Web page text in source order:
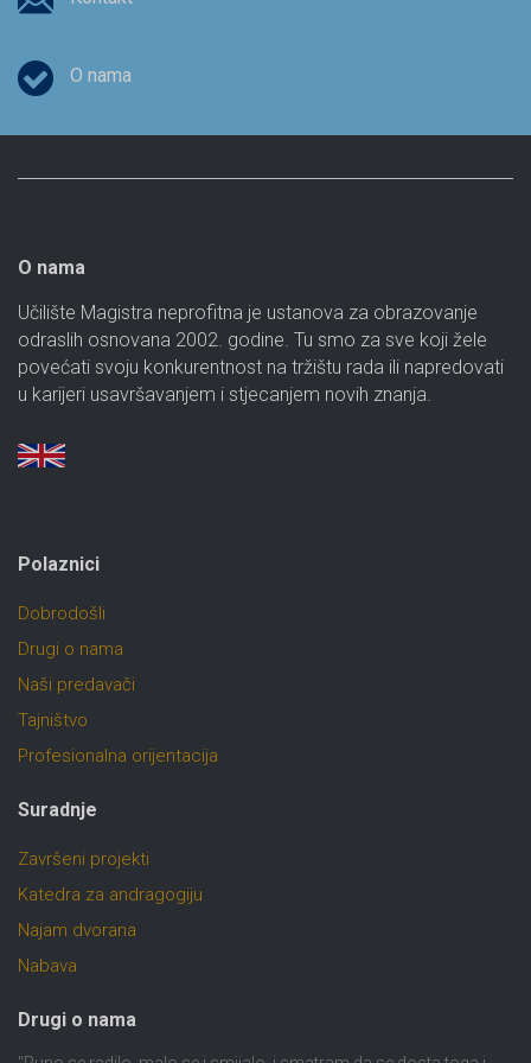
O nama
O nama
Učilište Magistra neprofitna je ustanova za obrazovanje
odraslih osnovana 2002. godine. Tu smo za sve koji žele
povećati svoju konkurentnost na tržištu rada ili napredovati
u karijeri usavršavanjem i stjecanjem novih znanja.
Polaznici
Dobrodošli
Drugi o nama
Naši predavači
Tajništvo
Profesionalna orijentacija
Suradnje
Završeni projekti
Katedra za andragogiju
Najam dvorana
Nabava
Drugi o nama